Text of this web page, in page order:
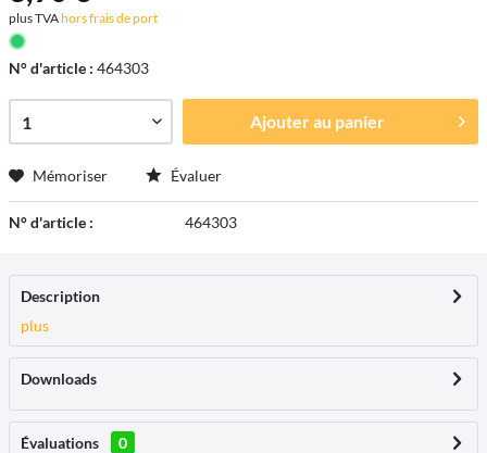
plus TVAhors frais de port
N° d'article : 464303
Ajouter au panier
Mémoriser Évaluer
N° d'article : 464303
Description
plus
Downloads
Évaluations
0